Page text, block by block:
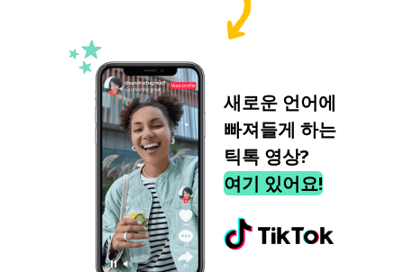
새로운 언어에
빠져들게 하는
틱톡 영상?
여기 있어요!